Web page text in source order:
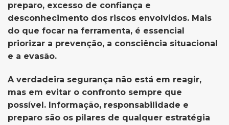
preparo, excesso de confiança e
desconhecimento dos riscos envolvidos. Mais
do que focar na ferramenta, é essencial
priorizar a prevenção, a consciência situacional
e a evasão.
A verdadeira segurança não está em reagir,
mas em evitar o confronto sempre que
possível. Informação, responsabilidade e
preparo são os pilares de qualquer estratégia